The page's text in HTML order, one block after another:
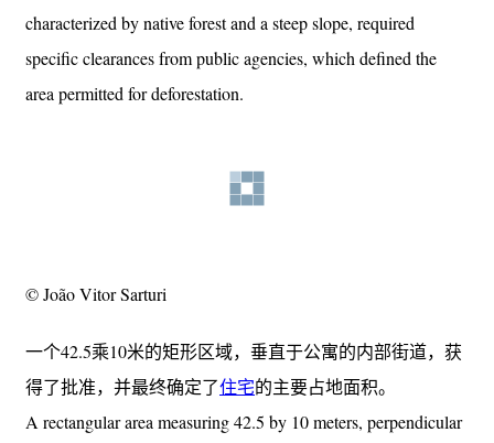
characterized by native forest and a steep slope, required
specific clearances from public agencies, which defined the
area permitted for deforestation.
© João Vitor Sarturi
一个42.5乘10米的矩形区域，垂直于公寓的内部街道，获
得了批准，并最终确定了住宅的主要占地面积。
A rectangular area measuring 42.5 by 10 meters, perpendicular